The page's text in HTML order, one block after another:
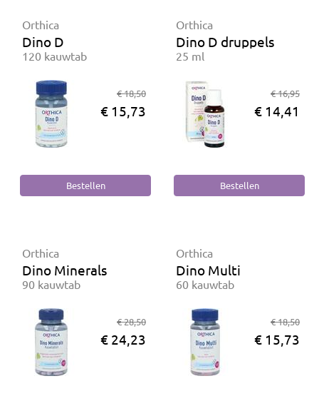
Orthica
Dino D
120 kauwtab
€ 18,50
€ 15,73
Orthica
Dino D druppels
25 ml
€ 16,95
€ 14,41
Orthica
Dino Minerals
90 kauwtab
€ 28,50
€ 24,23
Orthica
Dino Multi
60 kauwtab
€ 18,50
€ 15,73